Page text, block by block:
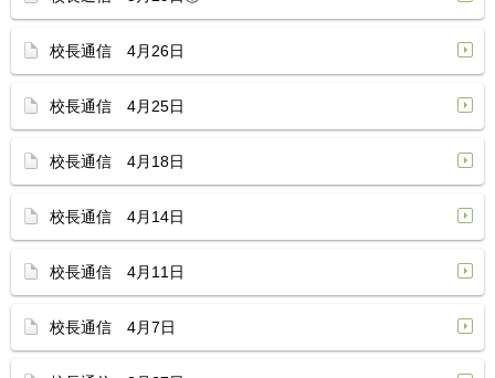
校長通信 4月26日
校長通信 4月25日
校長通信 4月18日
校長通信 4月14日
校長通信 4月11日
校長通信 4月7日